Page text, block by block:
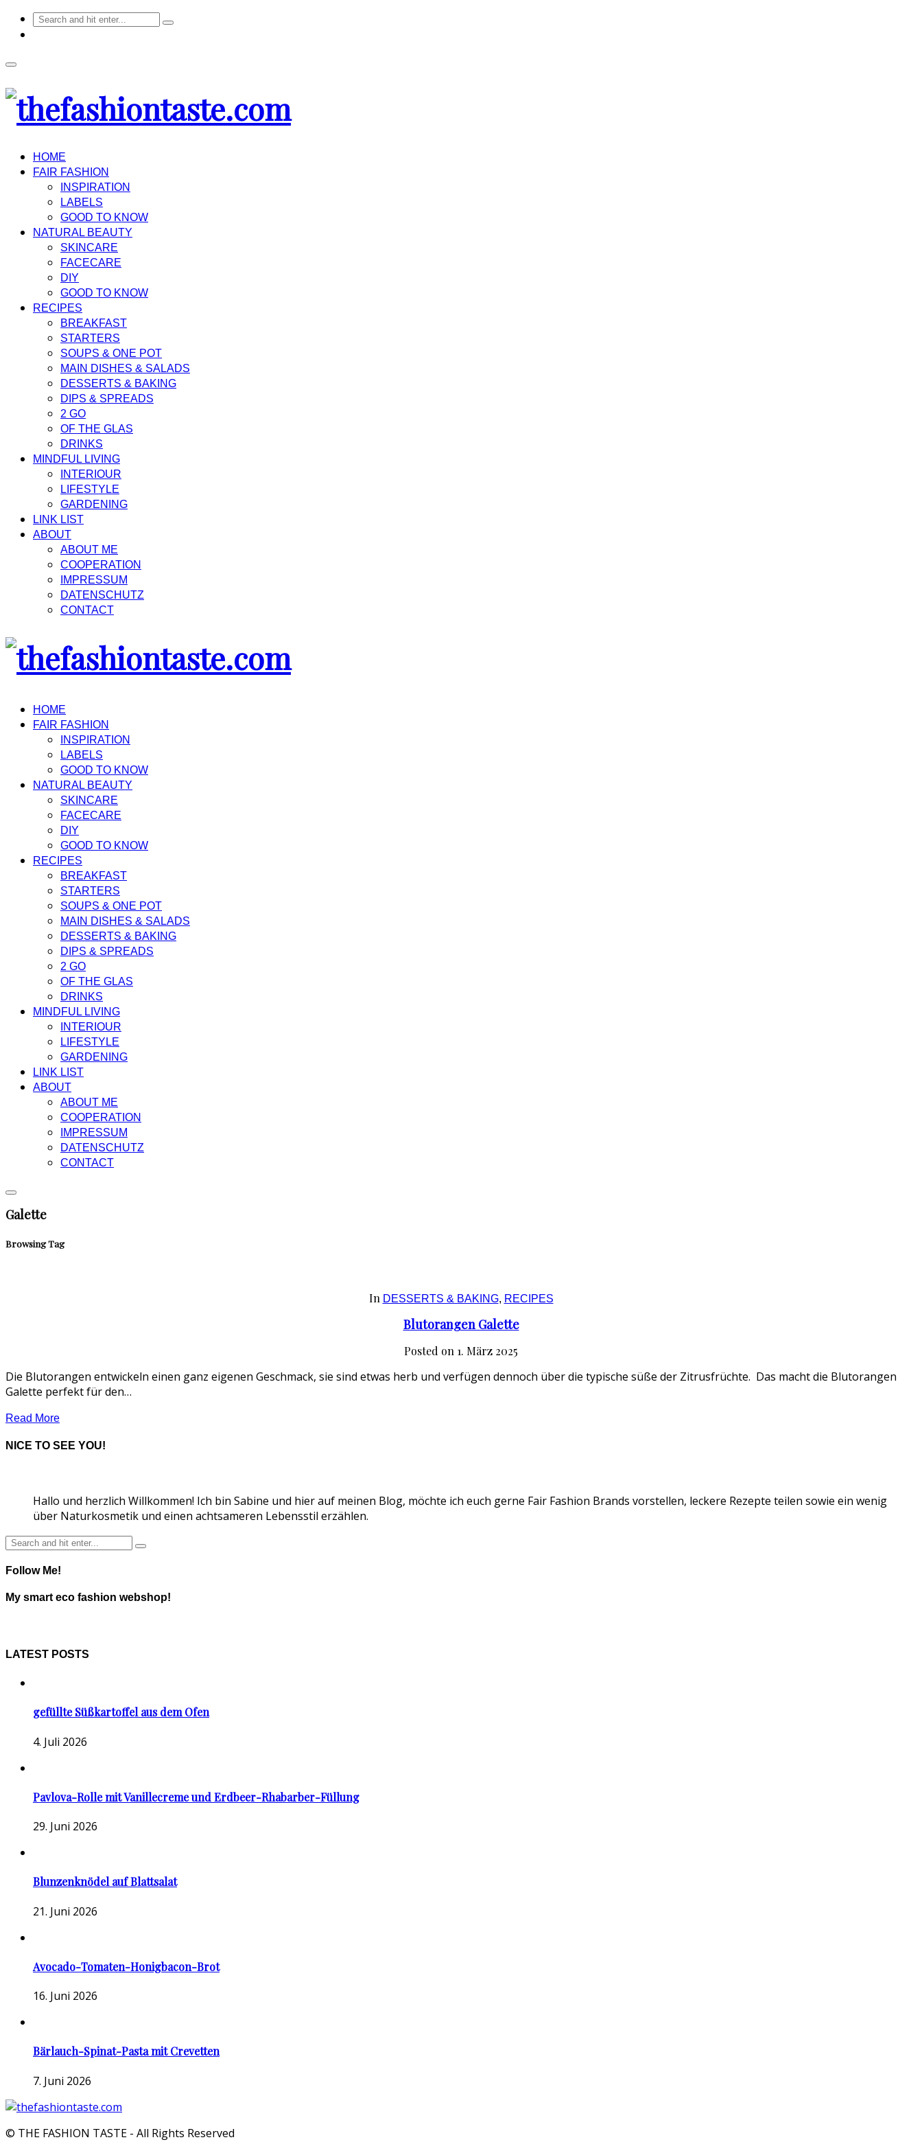
HOME
FAIR FASHION
INSPIRATION
LABELS
GOOD TO KNOW
NATURAL BEAUTY
SKINCARE
FACECARE
DIY
GOOD TO KNOW
RECIPES
BREAKFAST
STARTERS
SOUPS & ONE POT
MAIN DISHES & SALADS
DESSERTS & BAKING
DIPS & SPREADS
2 GO
OF THE GLAS
DRINKS
MINDFUL LIVING
INTERIOUR
LIFESTYLE
GARDENING
LINK LIST
ABOUT
ABOUT ME
COOPERATION
IMPRESSUM
DATENSCHUTZ
CONTACT
HOME
FAIR FASHION
INSPIRATION
LABELS
GOOD TO KNOW
NATURAL BEAUTY
SKINCARE
FACECARE
DIY
GOOD TO KNOW
RECIPES
BREAKFAST
STARTERS
SOUPS & ONE POT
MAIN DISHES & SALADS
DESSERTS & BAKING
DIPS & SPREADS
2 GO
OF THE GLAS
DRINKS
MINDFUL LIVING
INTERIOUR
LIFESTYLE
GARDENING
LINK LIST
ABOUT
ABOUT ME
COOPERATION
IMPRESSUM
DATENSCHUTZ
CONTACT
Galette
Browsing Tag
In DESSERTS & BAKING, RECIPES
Blutorangen Galette
Posted on 1. März 2025
Die Blutorangen entwickeln einen ganz eigenen Geschmack, sie sind etwas herb und verfügen dennoch über die typische süße der Zitrusfrüchte. Das macht die Blutorangen
Galette perfekt für den…
Read More
NICE TO SEE YOU!
Hallo und herzlich Willkommen! Ich bin Sabine und hier auf meinen Blog, möchte ich euch gerne Fair Fashion Brands vorstellen, leckere Rezepte teilen sowie ein wenig
über Naturkosmetik und einen achtsameren Lebensstil erzählen.
Follow Me!
My smart eco fashion webshop!
LATEST POSTS
gefüllte Süßkartoffel aus dem Ofen
4. Juli 2026
Pavlova-Rolle mit Vanillecreme und Erdbeer-Rhabarber-Füllung
29. Juni 2026
Blunzenknödel auf Blattsalat
21. Juni 2026
Avocado-Tomaten-Honigbacon-Brot
16. Juni 2026
Bärlauch-Spinat-Pasta mit Crevetten
7. Juni 2026
© THE FASHION TASTE - All Rights Reserved